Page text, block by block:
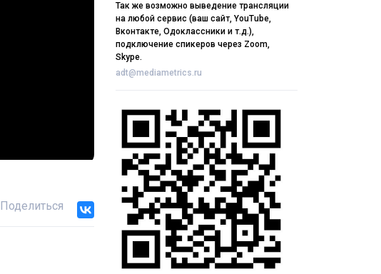
Поделиться
Так же возможно выведение трансляции
на любой сервис (ваш сайт, YouTube,
Вконтакте, Одоклассники и т.д.),
подключение спикеров через Zoom,
Skype.
adt@mediametrics.ru